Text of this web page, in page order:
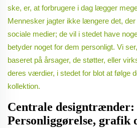
ske, er, at forbrugere i dag lægger
Mennesker jagter ikke længere det,
sociale medier; de vil i stedet have
betyder noget for dem personligt. Vi
baseret på årsager, de støtter, eller
deres værdier, i stedet for blot at følge
kollektion.
Centrale designtrænder:
Personliggørelse, grafik